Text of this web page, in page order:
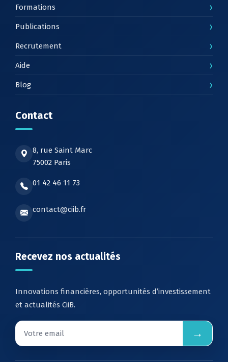
Formations ›
Publications ›
Recrutement ›
Aide ›
Blog ›
Contact
8, rue Saint Marc
75002 Paris
01 42 46 11 73
contact@ciib.fr
Recevez nos actualités
Innovations financières, opportunités d’investissement
et actualités CiiB.
→